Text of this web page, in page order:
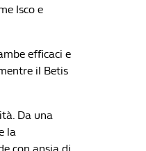
Isco e
efficaci e
il Betis
Da una
la